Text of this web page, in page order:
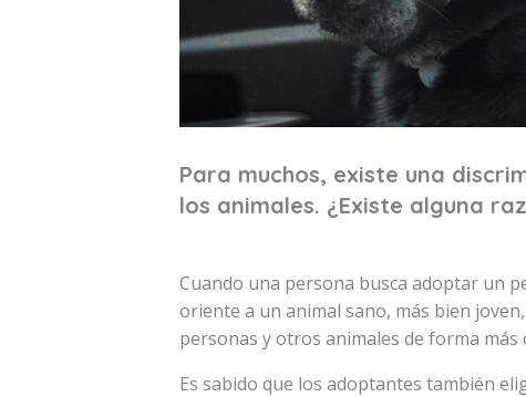
Para muchos, existe una
los animales. ¿Existe alguna
Cuando una persona busca adoptar un
oriente a un animal sano, más bien
personas y otros animales de forma más
Es sabido que los adoptantes también